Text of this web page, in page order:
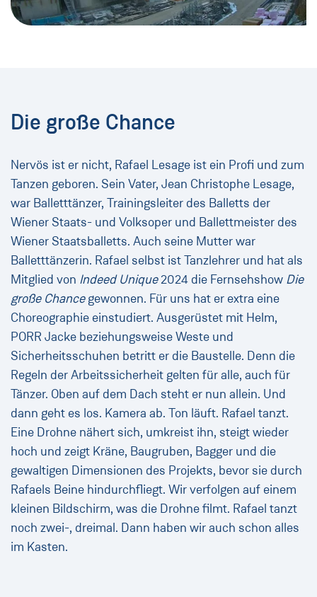
Die große Chance
Nervös ist er nicht, Rafael Lesage ist ein Profi und zum
Tanzen geboren. Sein Vater, Jean Christophe Lesage,
war Balletttänzer, Trainingsleiter des Balletts der
Wiener Staats- und Volksoper und Ballettmeister des
Wiener Staatsballetts. Auch seine Mutter war
Balletttänzerin. Rafael selbst ist Tanzlehrer und hat als
Mitglied von Indeed Unique2024 die Fernsehshow Die
große Chancegewonnen. Für uns hat er extra eine
Choreographie einstudiert. Ausgerüstet mit Helm,
PORR Jacke beziehungsweise Weste und
Sicherheitsschuhen betritt er die Baustelle. Denn die
Regeln der Arbeitssicherheit gelten für alle, auch für
Tänzer. Oben auf dem Dach steht er nun allein. Und
dann geht es los. Kamera ab. Ton läuft. Rafael tanzt.
Eine Drohne nähert sich, umkreist ihn, steigt wieder
hoch und zeigt Kräne, Baugruben, Bagger und die
gewaltigen Dimensionen des Projekts, bevor sie durch
Rafaels Beine hindurchfliegt. Wir verfolgen auf einem
kleinen Bildschirm, was die Drohne filmt. Rafael tanzt
noch zwei-, dreimal. Dann haben wir auch schon alles
im Kasten.